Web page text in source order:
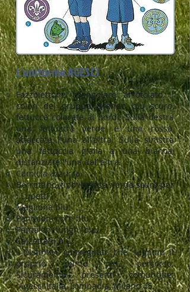
L'uniforme AGESCI
Fazzolettone triangolare arrotolato. I
colori del gruppo: sfondo blu scuro,
fettucce colorate ai bordi. Sulla destra
una fettuccia verde e una rossa,
attaccate l'una all'altra. Sulla sinistra
una fettuccia gialla e una bianca,
distanziate l'una dall'altra.
Camicia azzurra.
Berrettino, tipo inglese, verde scuro per
i Lupetti
Maglione blu.
Pantaloni corti blu.
Pantaloni lunghi blu.
Calzettoni blu.
i Distintivi consegnati, che segnino il
proprio punto nel percorso.
Sicuramente presenti comunque:
Agesci Italia, Lombadia, Milano 45